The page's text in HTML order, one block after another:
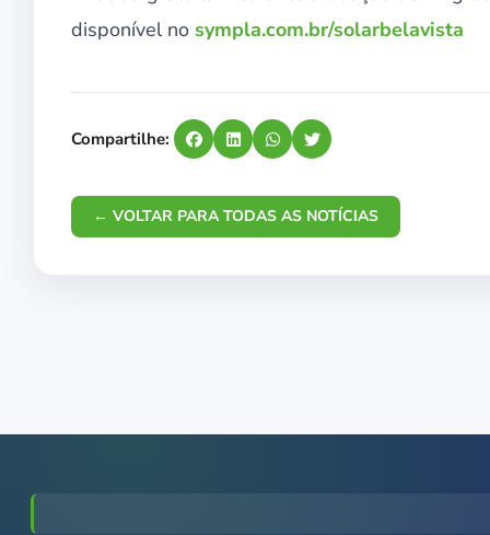
disponível no sympla.com.br/solarbelavista
Compartilhe:
← VOLTAR PARA TODAS AS NOTÍCIAS